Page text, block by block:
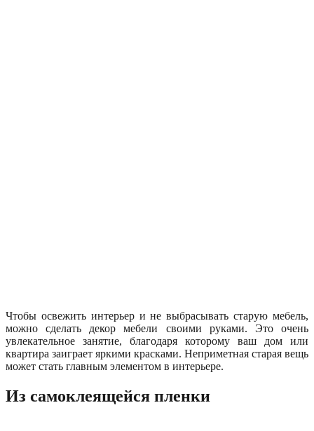
Чтобы освежить интерьер и не выбрасывать старую мебель,
можно сделать декор мебели своими руками. Это очень
увлекательное занятие, благодаря которому ваш дом или
квартира заиграет яркими красками. Неприметная старая вещь
может стать главным элементом в интерьере.
Из самоклеящейся пленки